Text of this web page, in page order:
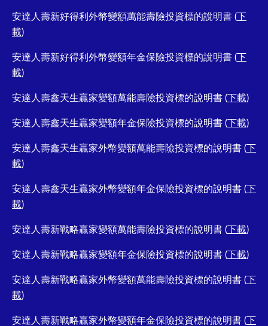
安達人壽新好得利外幣變額萬能壽險投資標的說明書 ( 下
載)
安達人壽新好得利外幣變額年金保險投資標的說明書 ( 下
載)
安達人壽鑫天生贏家變額萬能壽險投資標的說明書 ( 下載)
安達人壽鑫天生贏家變額年金保險投資標的說明書 ( 下載)
安達人壽鑫天生贏家外幣變額萬能壽險投資標的說明書 ( 下
載)
安達人壽鑫天生贏家外幣變額年金保險投資標的說明書 ( 下
載)
安達人壽新戰略贏家變額萬能壽險投資標的說明書 ( 下載)
安達人壽新戰略贏家變額年金保險投資標的說明書 ( 下載)
安達人壽新戰略贏家外幣變額萬能壽險投資標的說明書 ( 下
載)
安達人壽新戰略贏家外幣變額年金保險投資標的說明書 ( 下